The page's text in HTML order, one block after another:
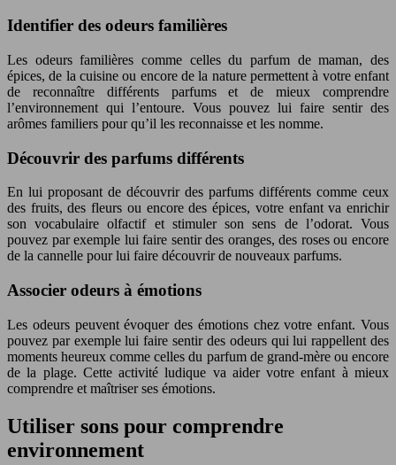
Identifier des odeurs familières
Les odeurs familières comme celles du parfum de maman, des
épices, de la cuisine ou encore de la nature permettent à votre enfant
de reconnaître différents parfums et de mieux comprendre
l’environnement qui l’entoure. Vous pouvez lui faire sentir des
arômes familiers pour qu’il les reconnaisse et les nomme.
Découvrir des parfums différents
En lui proposant de découvrir des parfums différents comme ceux
des fruits, des fleurs ou encore des épices, votre enfant va enrichir
son vocabulaire olfactif et stimuler son sens de l’odorat. Vous
pouvez par exemple lui faire sentir des oranges, des roses ou encore
de la cannelle pour lui faire découvrir de nouveaux parfums.
Associer odeurs à émotions
Les odeurs peuvent évoquer des émotions chez votre enfant. Vous
pouvez par exemple lui faire sentir des odeurs qui lui rappellent des
moments heureux comme celles du parfum de grand-mère ou encore
de la plage. Cette activité ludique va aider votre enfant à mieux
comprendre et maîtriser ses émotions.
Utiliser sons pour comprendre
environnement